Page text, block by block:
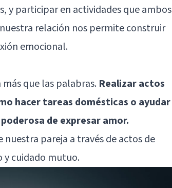
y participar en actividades que ambos
relación nos permite construir
emocional.
que las palabras. Realizar actos
hacer tareas domésticas o ayudar
de expresar amor.
nuestra pareja a través de actos de
y cuidado mutuo.